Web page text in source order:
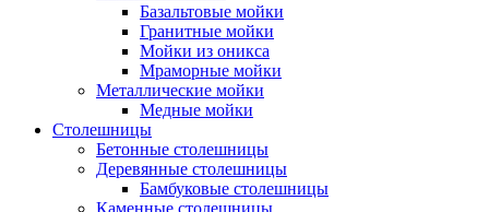
Базальтовые мойки
Гранитные мойки
Мойки из оникса
Мраморные мойки
Металлические мойки
Медные мойки
Столешницы
Бетонные столешницы
Деревянные столешницы
Бамбуковые столешницы
Каменные столешницы